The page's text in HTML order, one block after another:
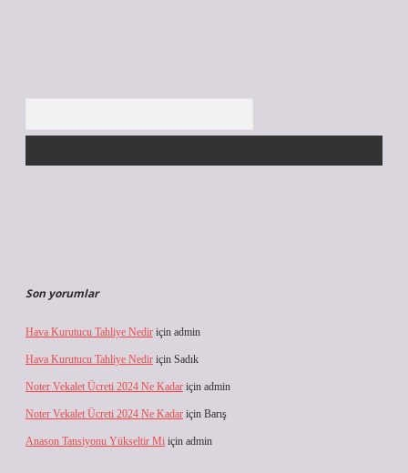
Son yorumlar
Hava Kurutucu Tahliye Nedir için admin
Hava Kurutucu Tahliye Nedir için Sadık
Noter Vekalet Ücreti 2024 Ne Kadar için admin
Noter Vekalet Ücreti 2024 Ne Kadar için Barış
Anason Tansiyonu Yükseltir Mi için admin